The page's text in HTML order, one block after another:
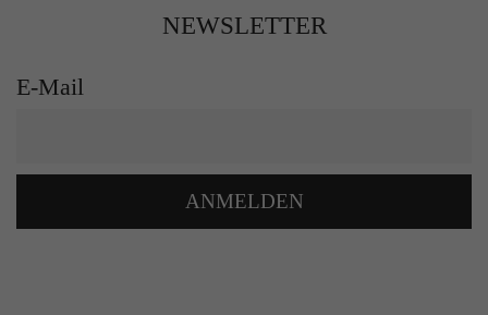
NEWSLETTER
E-Mail
ANMELDEN